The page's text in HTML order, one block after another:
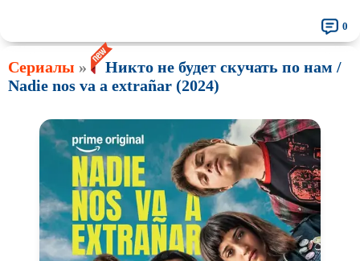
0
Сериалы »
Никто не будет скучать по нам /
Nadie nos va a extrañar (2024)